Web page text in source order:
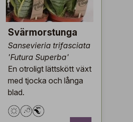
Svärmorstunga
Sansevieria trifasciata
'Futura Superba'
En otroligt lättskött växt
med tjocka och långa
blad.